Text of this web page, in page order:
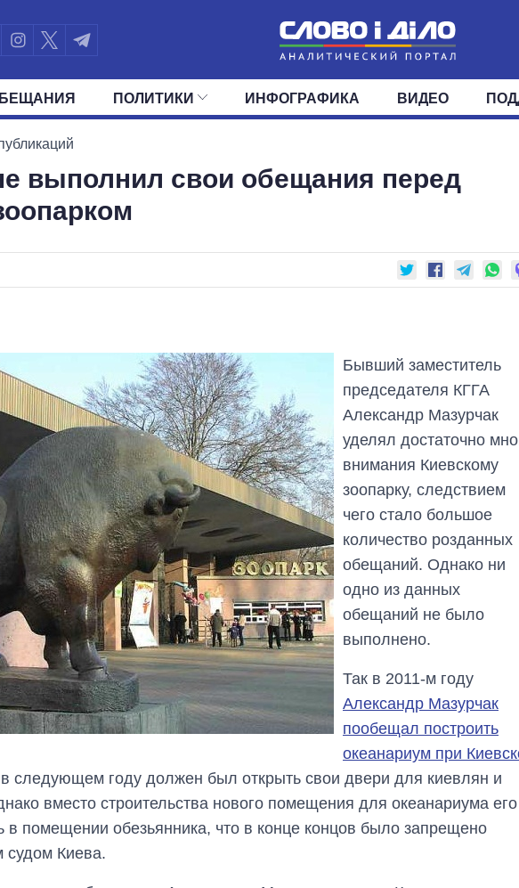
ПОЛИТИКА ЭКОНОМИКА ОБЩЕСТВО
ПОЛИТИКИ
ПОЛИТИКИ
ДЕПУТАТЫ КОМИТЕТЫ ФРАКЦИИ
ИНФОГРАФИКА ВИДЕО
выполнил свои обещания перед
Бывший заместитель
председателя КГГА
Александр Мазурчак
уделял достаточно
внимания Киевскому
зоопарку, следствием
чего стало большое
количество розданных
обещаний. Однако ни
одно из данных
обещаний не было
выполнено.
Так в 2011-м году
Александр Мазурчак
пообещал построить
океанариум при
следующем году должен был открыть свои двери для киевлян и
вместо строительства нового помещения для океанариума его
в помещении обезьянника, что в конце концов было запрещено
судом Киева.